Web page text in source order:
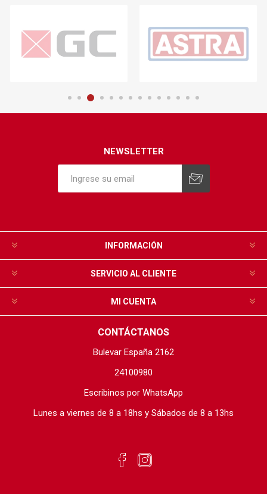
NEWSLETTER
INFORMACIÓN
SERVICIO AL CLIENTE
MI CUENTA
CONTÁCTANOS
Bulevar España 2162
24100980
Escribinos por WhatsApp
Lunes a viernes de 8 a 18hs y Sábados de 8 a 13hs